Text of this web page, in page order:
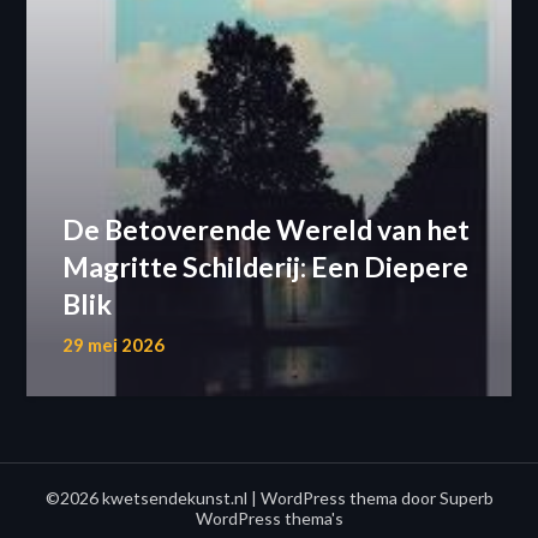
De Betoverende Wereld van het
Magritte Schilderij: Een Diepere
Blik
29 mei 2026
©2026 kwetsendekunst.nl | WordPress thema doorSuperb
WordPress thema's